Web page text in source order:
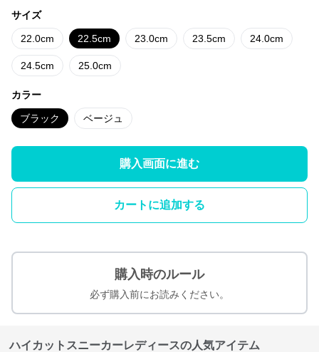
サイズ
22.0cm 22.5cm 23.0cm 23.5cm 24.0cm
24.5cm 25.0cm
カラー
ブラック ベージュ
購入画面に進む
カートに追加する
購入時のルール
必ず購入前にお読みください。
ハイカットスニーカーレディースの人気アイテム